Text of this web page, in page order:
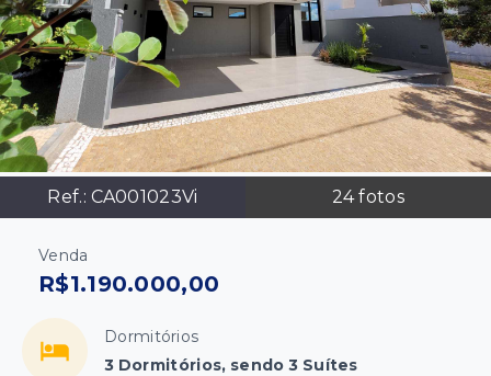
Ref.: CA001023Vi 24fotos
Venda
R$1.190.000,00
Dormitórios
3 Dormitórios, sendo 3 Suítes